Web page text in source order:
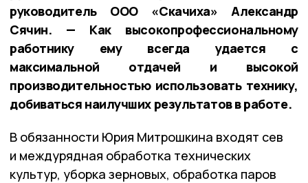
руководитель ООО «Скачиха» Александр
Сячин. — Как высокопрофессиональному
работнику ему всегда удается с
максимальной отдачей и высокой
производительностью использовать технику,
добиваться наилучших результатов в работе.
В обязанности Юрия Митрошкина входят сев
и междурядная обработка технических
культур, уборка зерновых, обработка паров